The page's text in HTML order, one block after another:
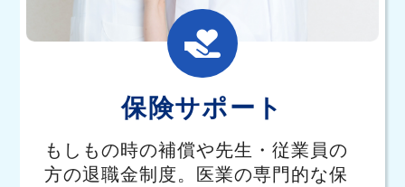
保険サポート
もしもの時の補償や先生・従業員の
方の退職金制度。医業の専門的な保